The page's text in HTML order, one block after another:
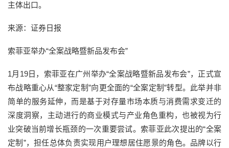
主体出口。
来源：证券日报
索菲亚举办“全案战略暨新品发布会”
1月19日，索菲亚在广州举办“全案战略暨新品发布会”，正式宣
布战略重心从“整家定制”向更全面的“全案定制”转型。此举并非
简单的服务延伸，而是基于对存量市场本质与消费需求变迁的
深度洞察，主动进行的商业模式与产业角色重构，也被视为行
业突破当前增长瓶颈的一次重要尝试。索菲亚此次提出的“全案
定制”，担任总体负责实现用户理想居住愿景的角色。品牌以行